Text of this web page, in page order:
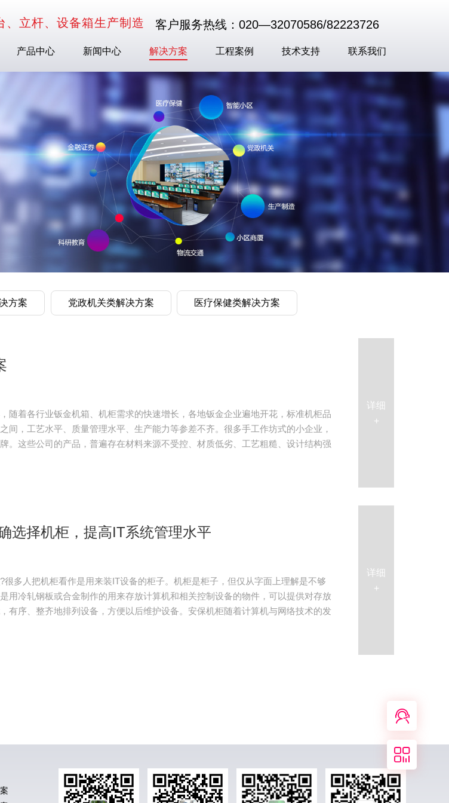
、立杆、设备箱生产制造 客户服务热线：020—32070586/82223726
产品中心 新闻中心 解决方案 工程案例 技术支持 联系我们
方案 党政机关类解决方案 医疗保健类解决方案
详细
+
随着各行业钣金机箱、机柜需求的快速增长，各地钣金企业遍地开花，标准机柜品
间，工艺水平、质量管理水平、生产能力等参差不齐。很多手工作坊式的小企业，
。这些公司的产品，普遍存在材料来源不受控、材质低劣、工艺粗糙、设计结构强
详细
+
选择机柜，提高IT系统管理水平
很多人把机柜看作是用来装IT设备的柜子。机柜是柜子，但仅从字面上理解是不够
用冷轧钢板或合金制作的用来存放计算机和相关控制设备的物件，可以提供对存放
有序、整齐地排列设备，方便以后维护设备。安保机柜随着计算机与网络技术的发
在线
客服
关注
我们